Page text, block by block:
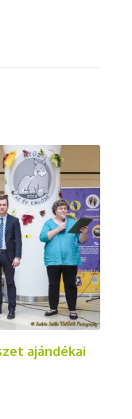
ajándékai